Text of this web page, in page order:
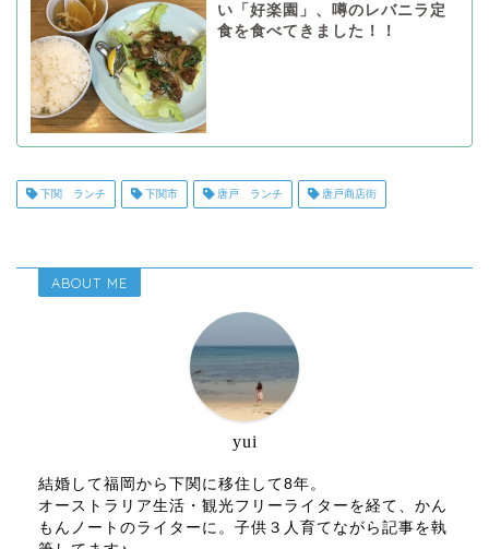
い「好楽園」、噂のレバニラ定
食を食べてきました！！
下関 ランチ 下関市 唐戸 ランチ 唐戸商店街
ABOUT ME
yui
結婚して福岡から下関に移住して8年。
オーストラリア生活・観光フリーライターを経て、かん
もんノートのライターに。子供３人育てながら記事を執